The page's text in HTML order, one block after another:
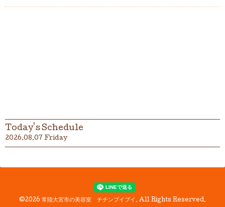
Today's Schedule
2026.08.07 Friday
©2026 常陸大宮市の美容室 チチンプイプイ . All Rights Reserved.